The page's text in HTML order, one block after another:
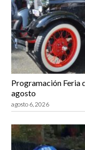
Programación Feria
agosto
agosto 6, 2026